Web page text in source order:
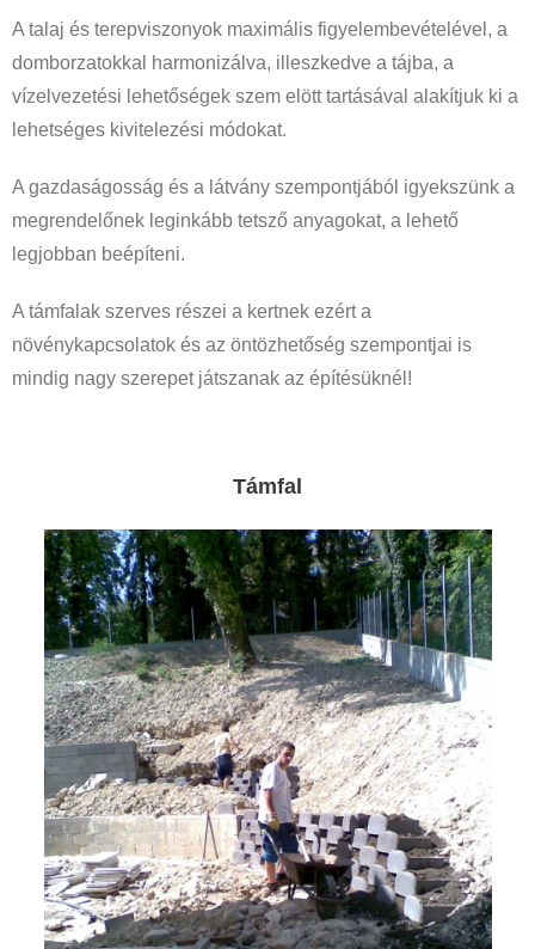
A talaj és terepviszonyok maximális figyelembevételével, a
domborzatokkal harmonizálva, illeszkedve a tájba, a
vízelvezetési lehetőségek szem elött tartásával alakítjuk ki a
lehetséges kivitelezési módokat.
A gazdaságosság és a látvány szempontjából igyekszünk a
megrendelőnek leginkább tetsző anyagokat, a lehető
legjobban beépíteni.
A támfalak szerves részei a kertnek ezért a
növénykapcsolatok és az öntözhetőség szempontjai is
mindig nagy szerepet játszanak az építésüknél!
Támfal